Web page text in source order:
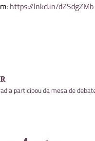
https://lnkd.in/dZSdgZMb
participou da mesa de